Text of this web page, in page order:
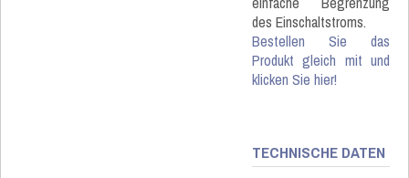
des Einschaltstroms.
Bestellen Sie das
Produkt gleich mit und
klicken Sie hier!
TECHNISCHE DATEN